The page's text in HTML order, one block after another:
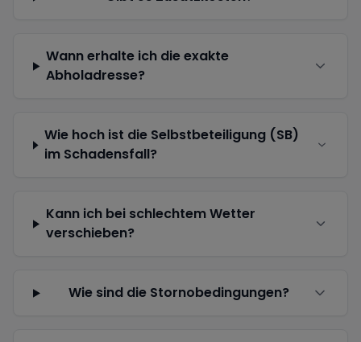
Wann erhalte ich die exakte
Abholadresse?
Wie hoch ist die Selbstbeteiligung (SB)
im Schadensfall?
Kann ich bei schlechtem Wetter
verschieben?
Wie sind die Stornobedingungen?